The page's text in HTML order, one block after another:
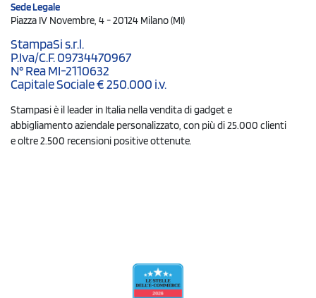
Sede Legale
Piazza IV Novembre, 4 - 20124 Milano (MI)
StampaSi s.r.l.
P.Iva/C.F. 09734470967
N° Rea MI-2110632
Capitale Sociale € 250.000 i.v.
Stampasi è il leader in Italia nella vendita di gadget e
abbigliamento aziendale personalizzato, con più di 25.000 clienti
e oltre 2.500 recensioni positive ottenute.